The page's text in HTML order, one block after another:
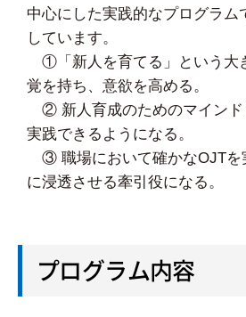
中心にした実践的なプログラム
しています。
①「新人を育てる」という大
覚を持ち、意欲を高める。
② 新人育成のためのマインド
実践できるようになる。
③ 職場において確かなOJTを
に浸透させる牽引役になる。
プログラム内容